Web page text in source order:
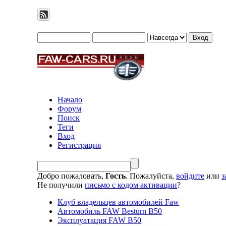
Начало
Форум
Поиск
Теги
Вход
Регистрация
Добро пожаловать,Гость. Пожалуйста,войдите или
Не получилиписьмо с кодом активации?
Клуб владельцев автомобилей Faw
Автомобиль FAW Besturn B50
Эксплуатация FAW B50